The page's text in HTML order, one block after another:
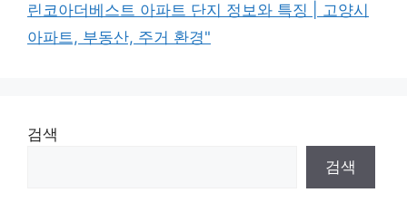
린코아더베스트 아파트 단지 정보와 특징 | 고양시
아파트, 부동산, 주거 환경"
검색
검색